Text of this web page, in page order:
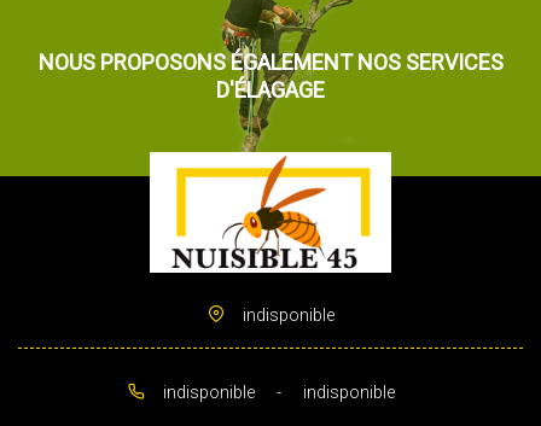
NOUS PROPOSONS ÉGALEMENT NOS SERVICES
D'ÉLAGAGE
indisponible
indisponible - indisponible